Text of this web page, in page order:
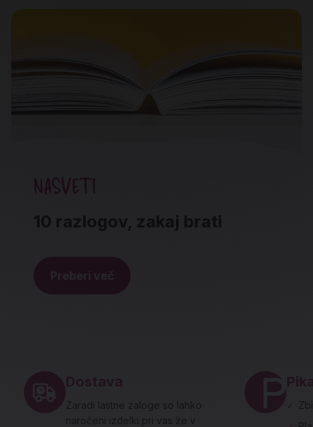
NASVETI
10 razlogov, zakaj brati
Preberi več
Dostava
Zaradi lastne zaloge so lahko
naročeni izdelki pri vas že v